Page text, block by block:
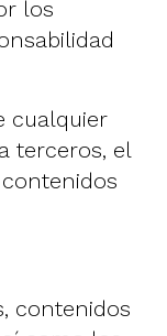
los
cualquier
terceros, el
contenidos